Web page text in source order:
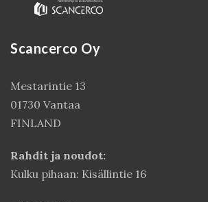
Scancerco Oy
Mestarintie 13
01730 Vantaa
FINLAND
Rahdit ja noudot:
Kulku pihaan: Kisällintie 16